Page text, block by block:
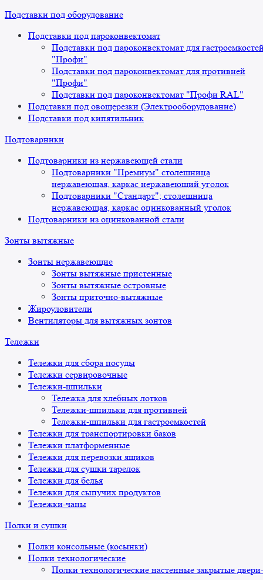
Подставки под оборудование
Подставки под пароконвектомат
Подставки под пароконвектомат для
"Профи"
Подставки под пароконвектомат для противней
"Профи"
Подставки под пароконвектомат "Профи RAL"
Подставки под овощерезки (Электрооборудование)
Подставки под кипятильник
Подтоварники
Подтоварники из нержавеющей стали
Подтоварники "Премиум" столешница
нержавеющая, каркас нержавеющий уголок
Подтоварники "Стандарт"; столешница
нержавеющая, каркас оцинкованный уголок
Подтоварники из оцинкованной стали
Зонты вытяжные
Зонты нержавеющие
Зонты вытяжные пристенные
Зонты вытяжные островные
Зонты приточно-вытяжные
Жироуловители
Вентиляторы для вытяжных зонтов
Тележки
Тележки для сбора посуды
Тележки сервировочные
Тележки-шпильки
Тележка для хлебных лотков
Тележки-шпильки для противней
Тележки-шпильки для гастроемкостей
Тележки для транспортировки баков
Тележки платформенные
Тележки для перевозки ящиков
Тележки для сушки тарелок
Тележки для белья
Тележки для сыпучих продуктов
Тележки-чаны
Полки и сушки
Полки консольные (косынки)
Полки технологические
Полки технологические настенные закрытые двери-